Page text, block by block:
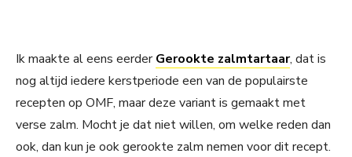
Ik maakte al eens eerderGerookte zalmtartaar, dat is
nog altijd iedere kerstperiode een van de populairste
recepten op OMF, maar deze variant is gemaakt met
verse zalm. Mocht je dat niet willen, om welke reden dan
ook, dan kun je ook gerookte zalm nemen voor dit recept.